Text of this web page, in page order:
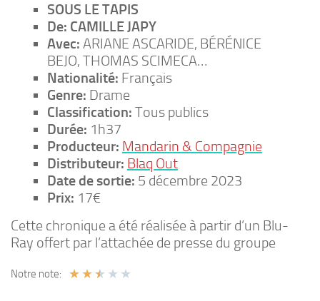
SOUS LE TAPIS
De: CAMILLE JAPY
Avec: ARIANE ASCARIDE, BÉRÉNICE
BEJO, THOMAS SCIMECA…
Nationalité: Français
Genre: Drame
Classification: Tous publics
Durée: 1h37
Producteur: Mandarin & Compagnie
Distributeur: Blaq Out
Date de sortie: 5 décembre 2023
Prix: 17€
Cette chronique a été réalisée à partir d’un Blu-
Ray offert par l’attachée de presse du groupe
Notre note: ★★★ ★ ★